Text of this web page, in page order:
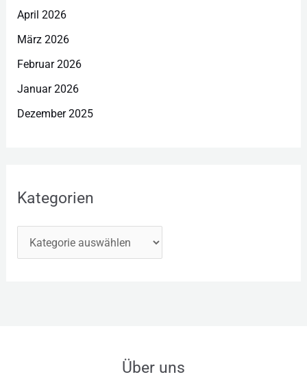
April 2026
März 2026
Februar 2026
Januar 2026
Dezember 2025
Kategorien
Über uns